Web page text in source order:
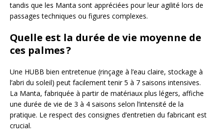
tandis que les Manta sont appréciées pour leur agilité lors de
passages techniques ou figures complexes.
Quelle est la durée de vie moyenne de
ces palmes ?
Une HUBB bien entretenue (rinçage à l’eau claire, stockage à
l’abri du soleil) peut facilement tenir 5 à 7 saisons intensives.
La Manta, fabriquée à partir de matériaux plus légers, affiche
une durée de vie de 3 à 4 saisons selon l’intensité de la
pratique. Le respect des consignes d’entretien du fabricant est
crucial.